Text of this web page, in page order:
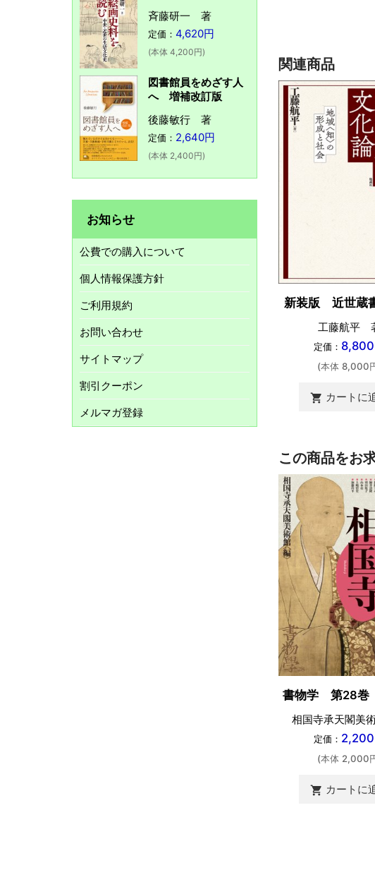
関連商品
新装版 近世蔵
工藤航平
定価：
(本体 8,000
shopping_cart カートに
この商品をお
書物学 第28巻
相国寺承天閣美
定価： 2,200
(本体 2,000
shopping_cart カートに
斉藤研一 著
定価： 4,620円
(本体 4,200円)
図書館員をめざす人
へ 増補改訂版
後藤敏行 著
定価： 2,640円
(本体 2,400円)
お知らせ
公費での購入について
個人情報保護方針
ご利用規約
お問い合わせ
サイトマップ
割引クーポン
メルマガ登録